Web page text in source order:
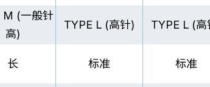
M (一般针
高)
TYPE L (高针) TYPE L (高
长 标准 标准